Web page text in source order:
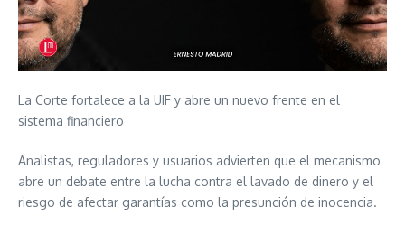
La Corte fortalece a la UIF y abre un nuevo frente en el
sistema financiero
Analistas, reguladores y usuarios advierten que el mecanismo
abre un debate entre la lucha contra el lavado de dinero y el
riesgo de afectar garantías como la presunción de inocencia.